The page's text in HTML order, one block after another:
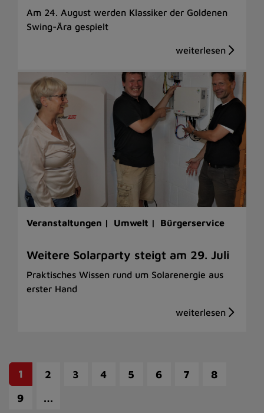
Am 24. August werden Klassiker der Goldenen
Swing-Ära gespielt
Veranstaltungen | Umwelt | Bürgerservice
Weitere Solarparty steigt am 29. Juli
Praktisches Wissen rund um Solarenergie aus
erster Hand
1 2 3 4 5 6 7
8
9
…